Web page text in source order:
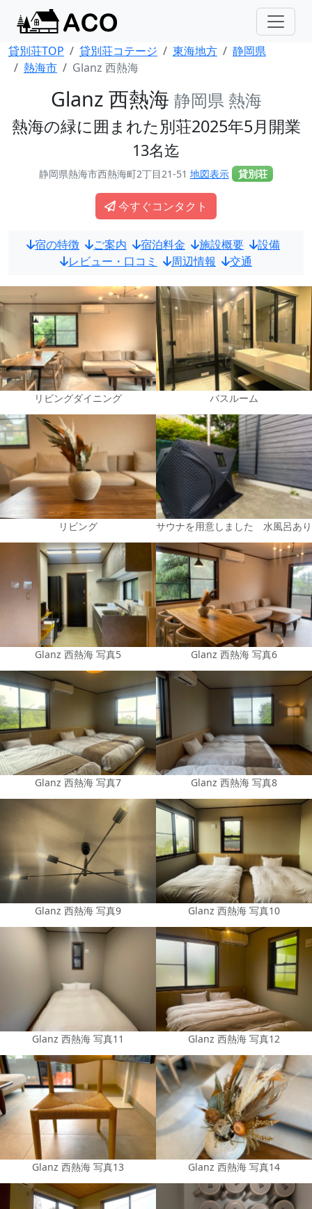
貸別荘TOP 貸別荘コテージ 東海地方
静岡県
熱海市
Glanz 西熱海
Glanz 西熱海 静岡県 熱海
熱海の緑に囲まれた別荘2025年5月開業
13名迄
静岡県熱海市西熱海町2丁目21-51 地図表示 貸別荘
今すぐコンタクト
宿の特徴 ご案内 宿泊料金 施設概要
設備
レビュー・口コミ
周辺情報 交通
リビングダイニング バスルーム
リビング サウナを用意しました 水風呂あり
Glanz 西熱海 写真5 Glanz 西熱海 写真6
Glanz 西熱海 写真7 Glanz 西熱海 写真8
Glanz 西熱海 写真9 Glanz 西熱海 写真10
Glanz 西熱海 写真11 Glanz 西熱海 写真12
Glanz 西熱海 写真13 Glanz 西熱海 写真14